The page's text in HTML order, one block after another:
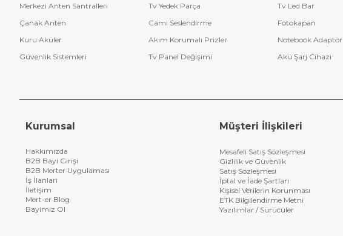
Merkezi Anten Santralleri
Tv Yedek Parça Tv Led Bar
Çanak Anten
Cami Seslendirme Fotokapan
Kuru Aküler
Akım Korumalı Prizler Notebook Adaptör
Güvenlik Sistemleri
Tv Panel Değişimi Akü Şarj Cihazı
Kurumsal
Hakkımızda
B2B Bayi Girişi
B2B Merter Uygulaması
İş İlanları
İletişim
Mert-er Blog
Bayimiz Ol
Müşteri İlişkileri
Mesafeli Satış Sözleşmesi
Gizlilik ve Güvenlik
Satış Sözleşmesi
İptal ve İade Şartları
Kişisel Verilerin Korunması
ETK Bilgilendirme Metni
Yazılımlar / Sürücüler